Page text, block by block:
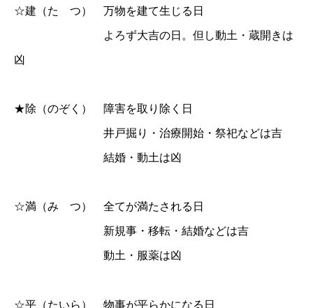
☆建（た つ） 万物を建て生じる日
よろず大吉の日。但し動土・蔵開きは
凶
★除（のぞく） 障害を取り除く日
井戸掘り・治療開始・祭祀などは吉
結婚・動土は凶
☆満（み つ） 全てが満たされる日
新規事・移転・結婚などは吉
動土・服薬は凶
☆平（たいら） 物事が平らかになる日